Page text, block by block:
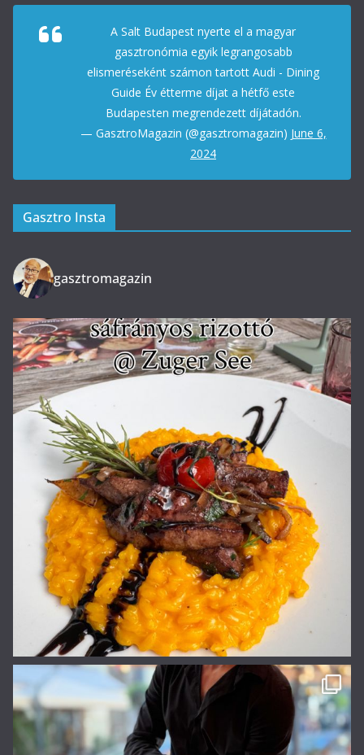
A Salt Budapest nyerte el a magyar
gasztronómia egyik legrangosabb
elismeréseként számon tartott Audi - Dining
Guide Év étterme díjat a hétfő este
Budapesten megrendezett díjátadón.
— GasztroMagazin (@gasztromagazin) June 6,
2024
Gasztro Insta
gasztromagazin